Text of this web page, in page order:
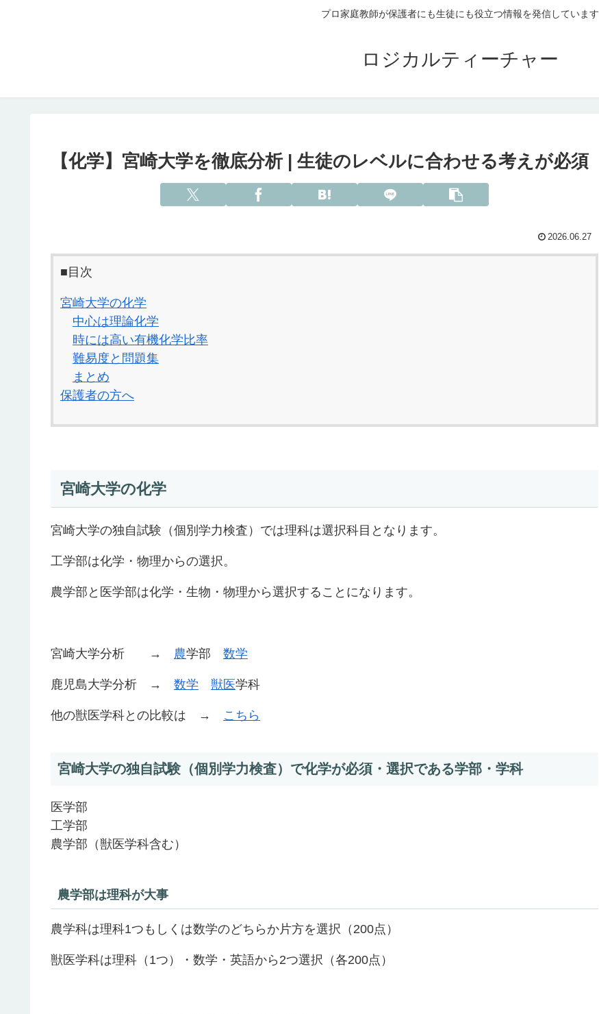
プロ家庭教師が保護者にも生徒にも役立つ情報を発信しています
ロジカルティーチャー
【化学】宮崎大学を徹底分析 | 生徒のレベルに合わせる考えが必須
2026.06.27
■目次
宮崎大学の化学
中心は理論化学
時には高い有機化学比率
難易度と問題集
まとめ
保護者の方へ
宮崎大学の化学
宮崎大学の独自試験（個別学力検査）では理科は選択科目となります。
工学部は化学・物理からの選択。
農学部と医学部は化学・生物・物理から選択することになります。
宮崎大学分析 → 農学部 数学
鹿児島大学分析 → 数学 獣医学科
他の獣医学科との比較は → こちら
宮崎大学の独自試験（個別学力検査）で化学が必須・選択である学部・学科
医学部
工学部
農学部（獣医学科含む）
農学部は理科が大事
農学科は理科1つもしくは数学のどちらか片方を選択（200点）
獣医学科は理科（1つ）・数学・英語から2つ選択（各200点）